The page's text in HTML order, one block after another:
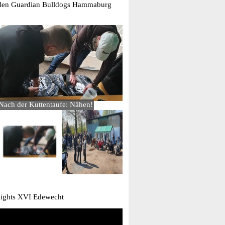
Guardian Bulldogs Hammaburg
1/2 >
der Kuttentaufe: Nähen!
XVI Edewecht